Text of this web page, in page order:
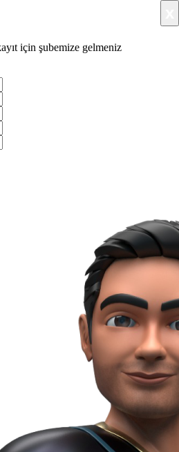
için şubemize gelmeniz